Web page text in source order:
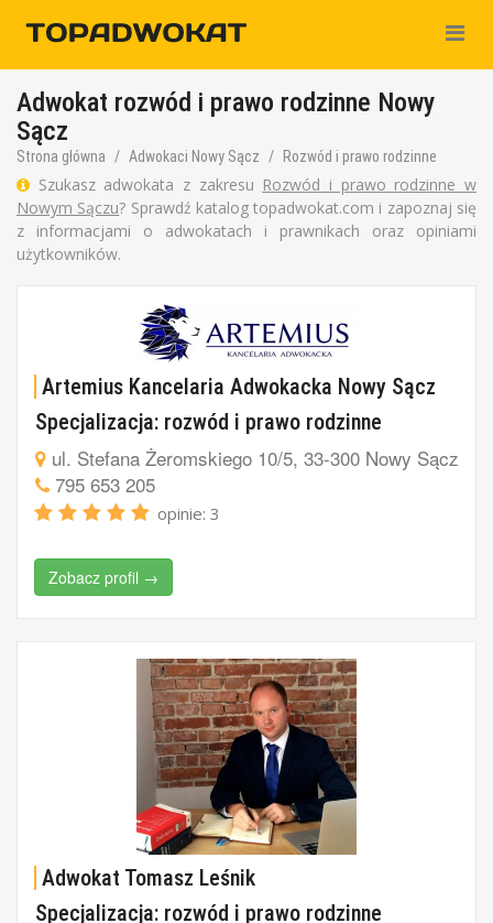
Adwokat rozwód i prawo rodzinne Nowy
Sącz
Strona główna Adwokaci Nowy Sącz Rozwód i prawo rodzinne
Szukasz adwokata z zakresu Rozwód i prawo rodzinne w
Nowym Sączu? Sprawdź katalog topadwokat.com i zapoznaj się
z informacjami o adwokatach i prawnikach oraz opiniami
użytkowników.
Artemius Kancelaria Adwokacka Nowy Sącz
Specjalizacja: rozwód i prawo rodzinne
ul. Stefana Żeromskiego 10/5, 33-300 Nowy Sącz
795 653 205
opinie: 3
Zobacz profil →
Adwokat Tomasz Leśnik
Specjalizacja: rozwód i prawo rodzinne